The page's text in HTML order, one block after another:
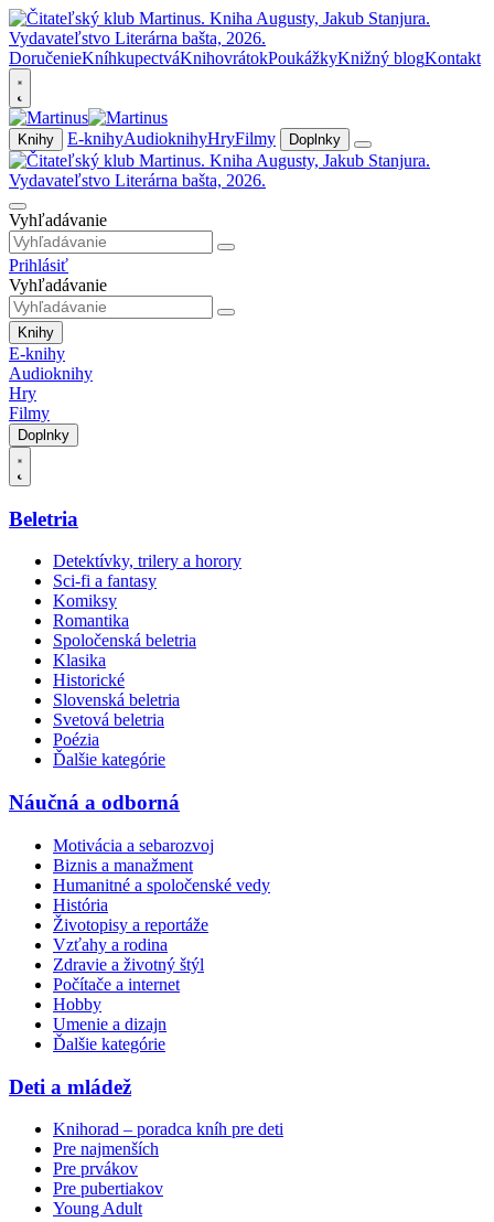
DoručenieKníhkupectváKnihovrátokPoukážkyKnižný blogKontakt
Knihy E-knihyAudioknihyHryFilmy Doplnky
Vyhľadávanie
Prihlásiť
Vyhľadávanie
Knihy
E-knihy
Audioknihy
Hry
Filmy
Doplnky
Beletria
Detektívky, trilery a horory
Sci-fi a fantasy
Komiksy
Romantika
Spoločenská beletria
Klasika
Historické
Slovenská beletria
Svetová beletria
Poézia
Ďalšie kategórie
Náučná a odborná
Motivácia a sebarozvoj
Biznis a manažment
Humanitné a spoločenské vedy
História
Životopisy a reportáže
Vzťahy a rodina
Zdravie a životný štýl
Počítače a internet
Hobby
Umenie a dizajn
Ďalšie kategórie
Deti a mládež
Knihorad – poradca kníh pre deti
Pre najmenších
Pre prvákov
Pre pubertiakov
Young Adult